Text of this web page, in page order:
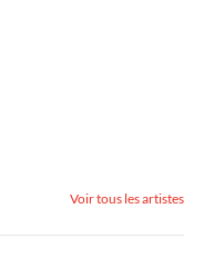
Voir tous les artistes